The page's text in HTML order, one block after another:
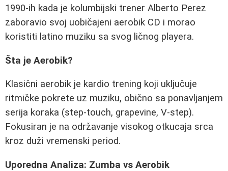
1990-ih kada je kolumbijski trener Alberto Perez
zaboravio svoj uobičajeni aerobik CD i morao
koristiti latino muziku sa svog ličnog playera.
Šta je Aerobik?
Klasični aerobik je kardio trening koji uključuje
ritmičke pokrete uz muziku, obično sa ponavljanjem
serija koraka (step-touch, grapevine, V-step).
Fokusiran je na održavanje visokog otkucaja srca
kroz duži vremenski period.
Uporedna Analiza: Zumba vs Aerobik